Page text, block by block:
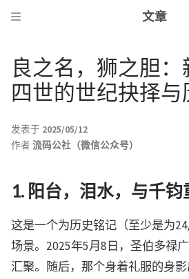
文章
良之名，狮之胆
四世的世纪抉择与
发表于 2025/05/12
作者 流码公社（微信公众号）
1. 阳台，泪水，与千钧
这是一个为历史铭记（至少是为
场景。2025年5月8日，圣伯多禄
汇聚。随后，那个身着礼服的身影